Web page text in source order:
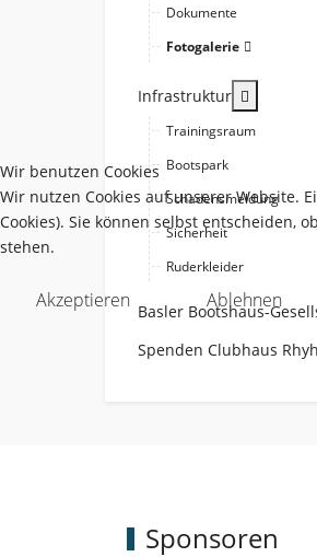
Dokumente
Fotogalerie
Infrastruktur
Trainingsraum
Bootspark
Schadensmeldung
Sicherheit
Ruderkleider
Basler Bootshaus-
Spenden Clubhaus
Sponsoren
Wir benutzen Cookies
Wir nutzen Cookies auf unserer Website.
Cookies). Sie können selbst entscheiden,
stehen.
Akzeptieren Ablehnen